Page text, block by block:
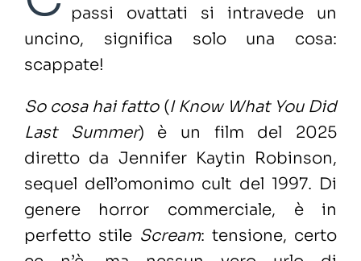
passi ovattati si intravede un
uncino, significa solo una cosa:
scappate!
So cosa hai fatto(I Know What You Did
Last Summer) è un film del 2025
diretto da Jennifer Kaytin Robinson,
sequel dell’omonimo cult del 1997. Di
genere horror commerciale, è in
perfetto stile Scream: tensione, certo